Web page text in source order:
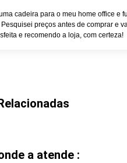
cadeira para o meu home office e
preços antes de comprar e
e recomendo a loja, com certeza!
a atende :